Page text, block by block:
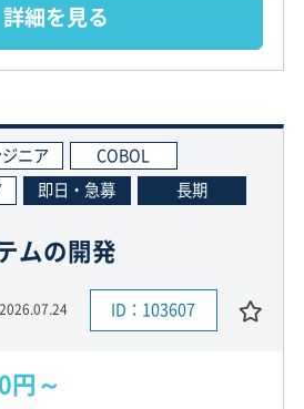
詳細を見る
ニア
COBOL
即日・急募 長期
ムの開発
2026.07.24 ID：103607
～